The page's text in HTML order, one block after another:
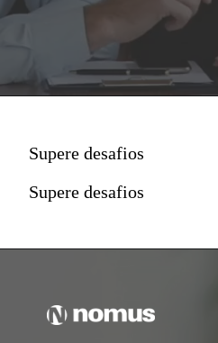
Supere desafios
Supere desafios